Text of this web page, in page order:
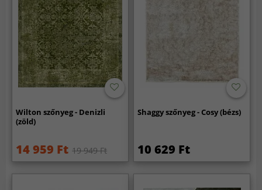
Wilton szőnyeg - Denizli
(zöld)
14 959 Ft 19 949 Ft
Shaggy szőnyeg - Cosy (bézs)
10 629 Ft